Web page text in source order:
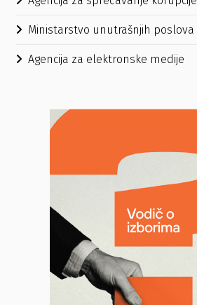
Ministarstvo unutrašnjih poslova
Agencija za elektronske medije